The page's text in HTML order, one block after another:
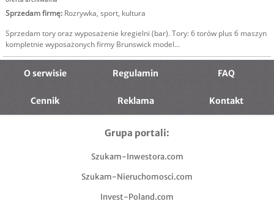
Sprzedam firmę: Rozrywka, sport, kultura
Sprzedam tory oraz wyposażenie kregielni (bar). Tory: 6 torów plus 6 maszyn
kompletnie wyposażonych firmy Brunswick model...
O serwisie Regulamin FAQ
Cennik Reklama Kontakt
Grupa portali:
Szukam-Inwestora.com
Szukam-Nieruchomosci.com
Invest-Poland.com